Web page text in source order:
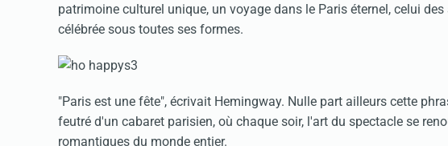
patrimoine culturel unique, un voyage dans le Paris éternel, celui
célébrée sous toutes ses formes.
"Paris est une fête", écrivait Hemingway. Nulle part ailleurs cette
feutré d'un cabaret parisien, où chaque soir, l'art du spectacle se
romantiques du monde entier.